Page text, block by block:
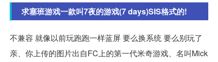
求塞班游戏一款叫7夜的游戏(7 days)SIS格式的!
不兼容 就像以前玩跑跑一样蓝屏 要么换系统 要么别玩了
亲、你上传的图片出自FC上的第一代米奇游戏、名叫Mick